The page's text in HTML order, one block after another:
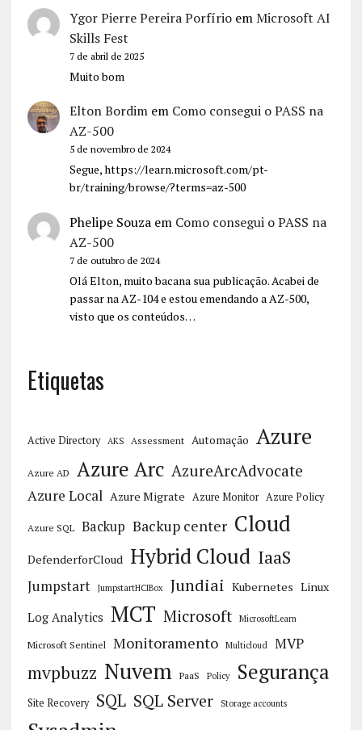
Ygor Pierre Pereira PorfírioemMicrosoft AI
Skills Fest
7 de abril de 2025
Muito bom
Elton Bordimem Como consegui o PASS na
AZ-500
5 de novembro de 2024
Segue, https://learn.microsoft.com/pt-
br/training/browse/?terms=az-500
Phelipe Souzaem Como consegui o PASS na
AZ-500
7 de outubro de 2024
Olá Elton, muito bacana sua publicação. Acabei de
passar na AZ-104 e estou emendando a AZ-500,
visto que os conteúdos…
Etiquetas
Active Directory AKS Assessment Automação Azure
Azure AD Azure Arc AzureArcAdvocate
Azure Local Azure Migrate Azure Monitor Azure Policy
Azure SQL Backup Backup center Cloud
DefenderforCloud Hybrid Cloud IaaS
Jumpstart JumpstartHCIBox Jundiai Kubernetes Linux
Log Analytics MCT Microsoft MicrosoftLearn
Microsoft Sentinel Monitoramento Multicloud MVP
mvpbuzz Nuvem PaaS Policy Segurança
Site Recovery SQL SQL Server Storage accounts